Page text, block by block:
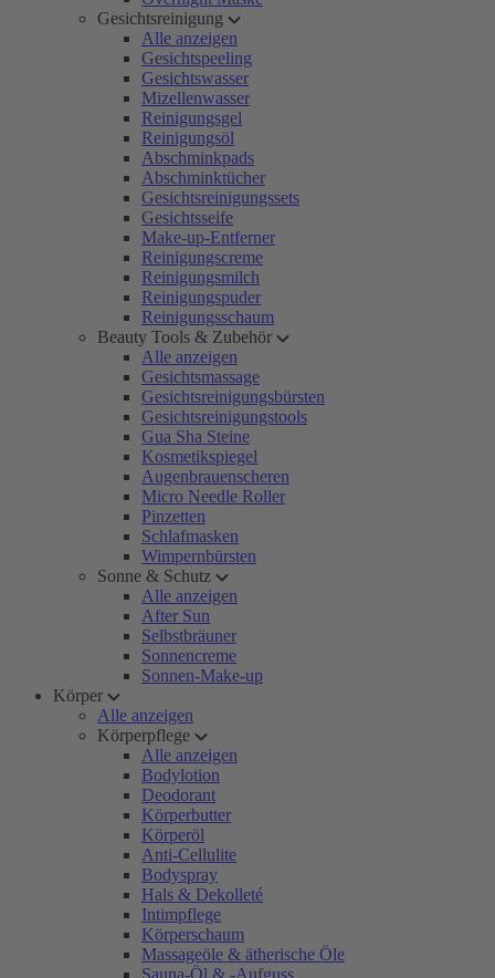
Gesichtsreinigung
Alle anzeigen
Gesichtspeeling
Gesichtswasser
Mizellenwasser
Reinigungsgel
Reinigungsöl
Abschminkpads
Abschminktücher
Gesichtsreinigungssets
Gesichtsseife
Make-up-Entferner
Reinigungscreme
Reinigungsmilch
Reinigungspuder
Reinigungsschaum
Beauty Tools & Zubehör
Alle anzeigen
Gesichtsmassage
Gesichtsreinigungsbürsten
Gesichtsreinigungstools
Gua Sha Steine
Kosmetikspiegel
Augenbrauenscheren
Micro Needle Roller
Pinzetten
Schlafmasken
Wimpernbürsten
Sonne & Schutz
Alle anzeigen
After Sun
Selbstbräuner
Sonnencreme
Sonnen-Make-up
Körper
Alle anzeigen
Körperpflege
Alle anzeigen
Bodylotion
Deodorant
Körperbutter
Körperöl
Anti-Cellulite
Bodyspray
Hals & Dekolleté
Intimpflege
Körperschaum
Massageöle & ätherische Öle
Sauna-Öl & -Aufguss